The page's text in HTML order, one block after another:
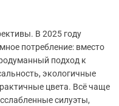
В 2025 году
потребление: вместо
подход к
экологичные
цвета. Всё чаще
силуэты,